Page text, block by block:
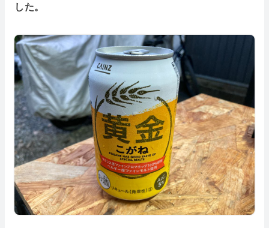
した。